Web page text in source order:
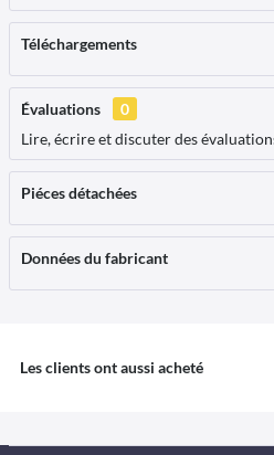
Téléchargements
Évaluations
0
Lire, écrire et discuter des
Piéces détachées
Données du fabricant
Les clients ont aussi acheté